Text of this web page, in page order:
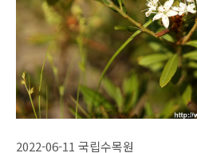
2022-06-11 국립수목원